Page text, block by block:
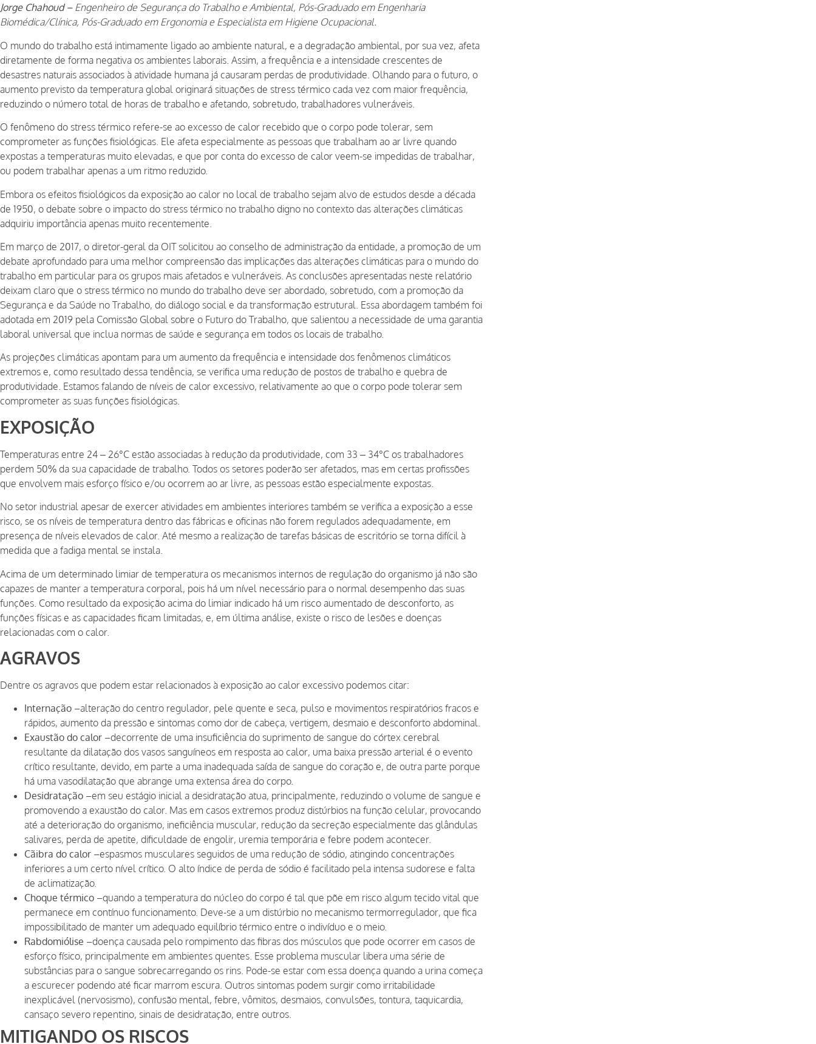
Jorge Chahoud –Engenheiro de Segurança do Trabalho e Ambiental, Pós-Graduado em Engenharia
Biomédica/Clínica, Pós-Graduado em Ergonomia e Especialista em Higiene Ocupacional.
O mundo do trabalho está intimamente ligado ao ambiente natural, e a degradação ambiental, por sua vez, afeta
diretamente de forma negativa os ambientes laborais. Assim, a frequência e a intensidade crescentes de
desastres naturais associados à atividade humana já causaram perdas de produtividade. Olhando para o futuro, o
aumento previsto da temperatura global originará situações de stress térmico cada vez com maior frequência,
reduzindo o número total de horas de trabalho e afetando, sobretudo, trabalhadores vulneráveis.
O fenômeno do stress térmico refere-se ao excesso de calor recebido que o corpo pode tolerar, sem
comprometer as funções fisiológicas. Ele afeta especialmente as pessoas que trabalham ao ar livre quando
expostas a temperaturas muito elevadas, e que por conta do excesso de calor veem-se impedidas de trabalhar,
ou podem trabalhar apenas a um ritmo reduzido.
Embora os efeitos fisiológicos da exposição ao calor no local de trabalho sejam alvo de estudos desde a década
de 1950, o debate sobre o impacto do stress térmico no trabalho digno no contexto das alterações climáticas
adquiriu importância apenas muito recentemente.
Em março de 2017, o diretor-geral da OIT solicitou ao conselho de administração da entidade, a promoção de um
debate aprofundado para uma melhor compreensão das implicações das alterações climáticas para o mundo do
trabalho em particular para os grupos mais afetados e vulneráveis. As conclusões apresentadas neste relatório
deixam claro que o stress térmico no mundo do trabalho deve ser abordado, sobretudo, com a promoção da
Segurança e da Saúde no Trabalho, do diálogo social e da transformação estrutural. Essa abordagem também foi
adotada em 2019 pela Comissão Global sobre o Futuro do Trabalho, que salientou a necessidade de uma garantia
laboral universal que inclua normas de saúde e segurança em todos os locais de trabalho.
As projeções climáticas apontam para um aumento da frequência e intensidade dos fenômenos climáticos
extremos e, como resultado dessa tendência, se verifica uma redução de postos de trabalho e quebra de
produtividade. Estamos falando de níveis de calor excessivo, relativamente ao que o corpo pode tolerar sem
comprometer as suas funções fisiológicas.
EXPOSIÇÃO
Temperaturas entre 24 – 26°C estão associadas à redução da produtividade, com 33 – 34°C os trabalhadores
perdem 50% da sua capacidade de trabalho. Todos os setores poderão ser afetados, mas em certas profissões
que envolvem mais esforço físico e/ou ocorrem ao ar livre, as pessoas estão especialmente expostas.
No setor industrial apesar de exercer atividades em ambientes interiores também se verifica a exposição a esse
risco, se os níveis de temperatura dentro das fábricas e oficinas não forem regulados adequadamente, em
presença de níveis elevados de calor. Até mesmo a realização de tarefas básicas de escritório se torna difícil à
medida que a fadiga mental se instala.
Acima de um determinado limiar de temperatura os mecanismos internos de regulação do organismo já não são
capazes de manter a temperatura corporal, pois há um nível necessário para o normal desempenho das suas
funções. Como resultado da exposição acima do limiar indicado há um risco aumentado de desconforto, as
funções físicas e as capacidades ficam limitadas, e, em última análise, existe o risco de lesões e doenças
relacionadas com o calor.
AGRAVOS
Dentre os agravos que podem estar relacionados à exposição ao calor excessivo podemos citar:
Internação –alteração do centro regulador, pele quente e seca, pulso e movimentos respiratórios fracos e
rápidos, aumento da pressão e sintomas como dor de cabeça, vertigem, desmaio e desconforto abdominal.
Exaustão do calor –decorrente de uma insuficiência do suprimento de sangue do córtex cerebral
resultante da dilatação dos vasos sanguíneos em resposta ao calor, uma baixa pressão arterial é o evento
crítico resultante, devido, em parte a uma inadequada saída de sangue do coração e, de outra parte porque
há uma vasodilatação que abrange uma extensa área do corpo.
Desidratação –em seu estágio inicial a desidratação atua, principalmente, reduzindo o volume de sangue e
promovendo a exaustão do calor. Mas em casos extremos produz distúrbios na função celular, provocando
até a deterioração do organismo, ineficiência muscular, redução da secreção especialmente das glândulas
salivares, perda de apetite, dificuldade de engolir, uremia temporária e febre podem acontecer.
Cãibra do calor –espasmos musculares seguidos de uma redução de sódio, atingindo concentrações
inferiores a um certo nível crítico. O alto índice de perda de sódio é facilitado pela intensa sudorese e falta
de aclimatização.
Choque térmico –quando a temperatura do núcleo do corpo é tal que põe em risco algum tecido vital que
permanece em contínuo funcionamento. Deve-se a um distúrbio no mecanismo termorregulador, que fica
impossibilitado de manter um adequado equilíbrio térmico entre o indivíduo e o meio.
Rabdomiólise –doença causada pelo rompimento das fibras dos músculos que pode ocorrer em casos de
esforço físico, principalmente em ambientes quentes. Esse problema muscular libera uma série de
substâncias para o sangue sobrecarregando os rins. Pode-se estar com essa doença quando a urina começa
a escurecer podendo até ficar marrom escura. Outros sintomas podem surgir como irritabilidade
inexplicável (nervosismo), confusão mental, febre, vômitos, desmaios, convulsões, tontura, taquicardia,
cansaço severo repentino, sinais de desidratação, entre outros.
MITIGANDO OS RISCOS